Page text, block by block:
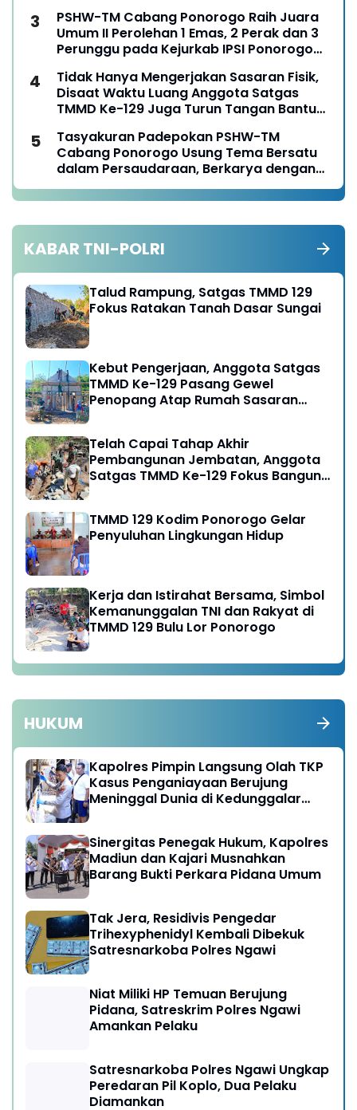
PSHW-TM Cabang Ponorogo Raih Juara
Umum II Perolehan 1 Emas, 2 Perak dan 3
Perunggu pada Kejurkab IPSI Ponorogo
Tidak Hanya Mengerjakan Sasaran Fisik,
Disaat Waktu Luang Anggota Satgas
TMMD Ke-129 Juga Turun Tangan Bantu
Tasyakuran Padepokan PSHW-TM
Cabang Ponorogo Usung Tema Bersatu
dalam Persaudaraan, Berkarya dengan
Keikhlasan dan Mengabdi dengan
Tanggungjawab
KABAR TNI-POLRI
Talud Rampung, Satgas TMMD 129
Fokus Ratakan Tanah Dasar Sungai
Kebut Pengerjaan, Anggota Satgas
TMMD Ke-129 Pasang Gewel
Penopang Atap Rumah Sasaran
Telah Capai Tahap Akhir
Pembangunan Jembatan, Anggota
Satgas TMMD Ke-129 Fokus Bangun
TMMD 129 Kodim Ponorogo Gelar
Penyuluhan Lingkungan Hidup
Kerja dan Istirahat Bersama, Simbol
Kemanunggalan TNI dan Rakyat di
TMMD 129 Bulu Lor Ponorogo
HUKUM
Kapolres Pimpin Langsung Olah TKP
Kasus Penganiayaan Berujung
Meninggal Dunia di Kedunggalar
Sinergitas Penegak Hukum, Kapolres
Madiun dan Kajari Musnahkan
Barang Bukti Perkara Pidana Umum
Tak Jera, Residivis Pengedar
Trihexyphenidyl Kembali Dibekuk
Satresnarkoba Polres Ngawi
Niat Miliki HP Temuan Berujung
Pidana, Satreskrim Polres Ngawi
Amankan Pelaku
Satresnarkoba Polres Ngawi Ungkap
Peredaran Pil Koplo, Dua Pelaku
Diamankan